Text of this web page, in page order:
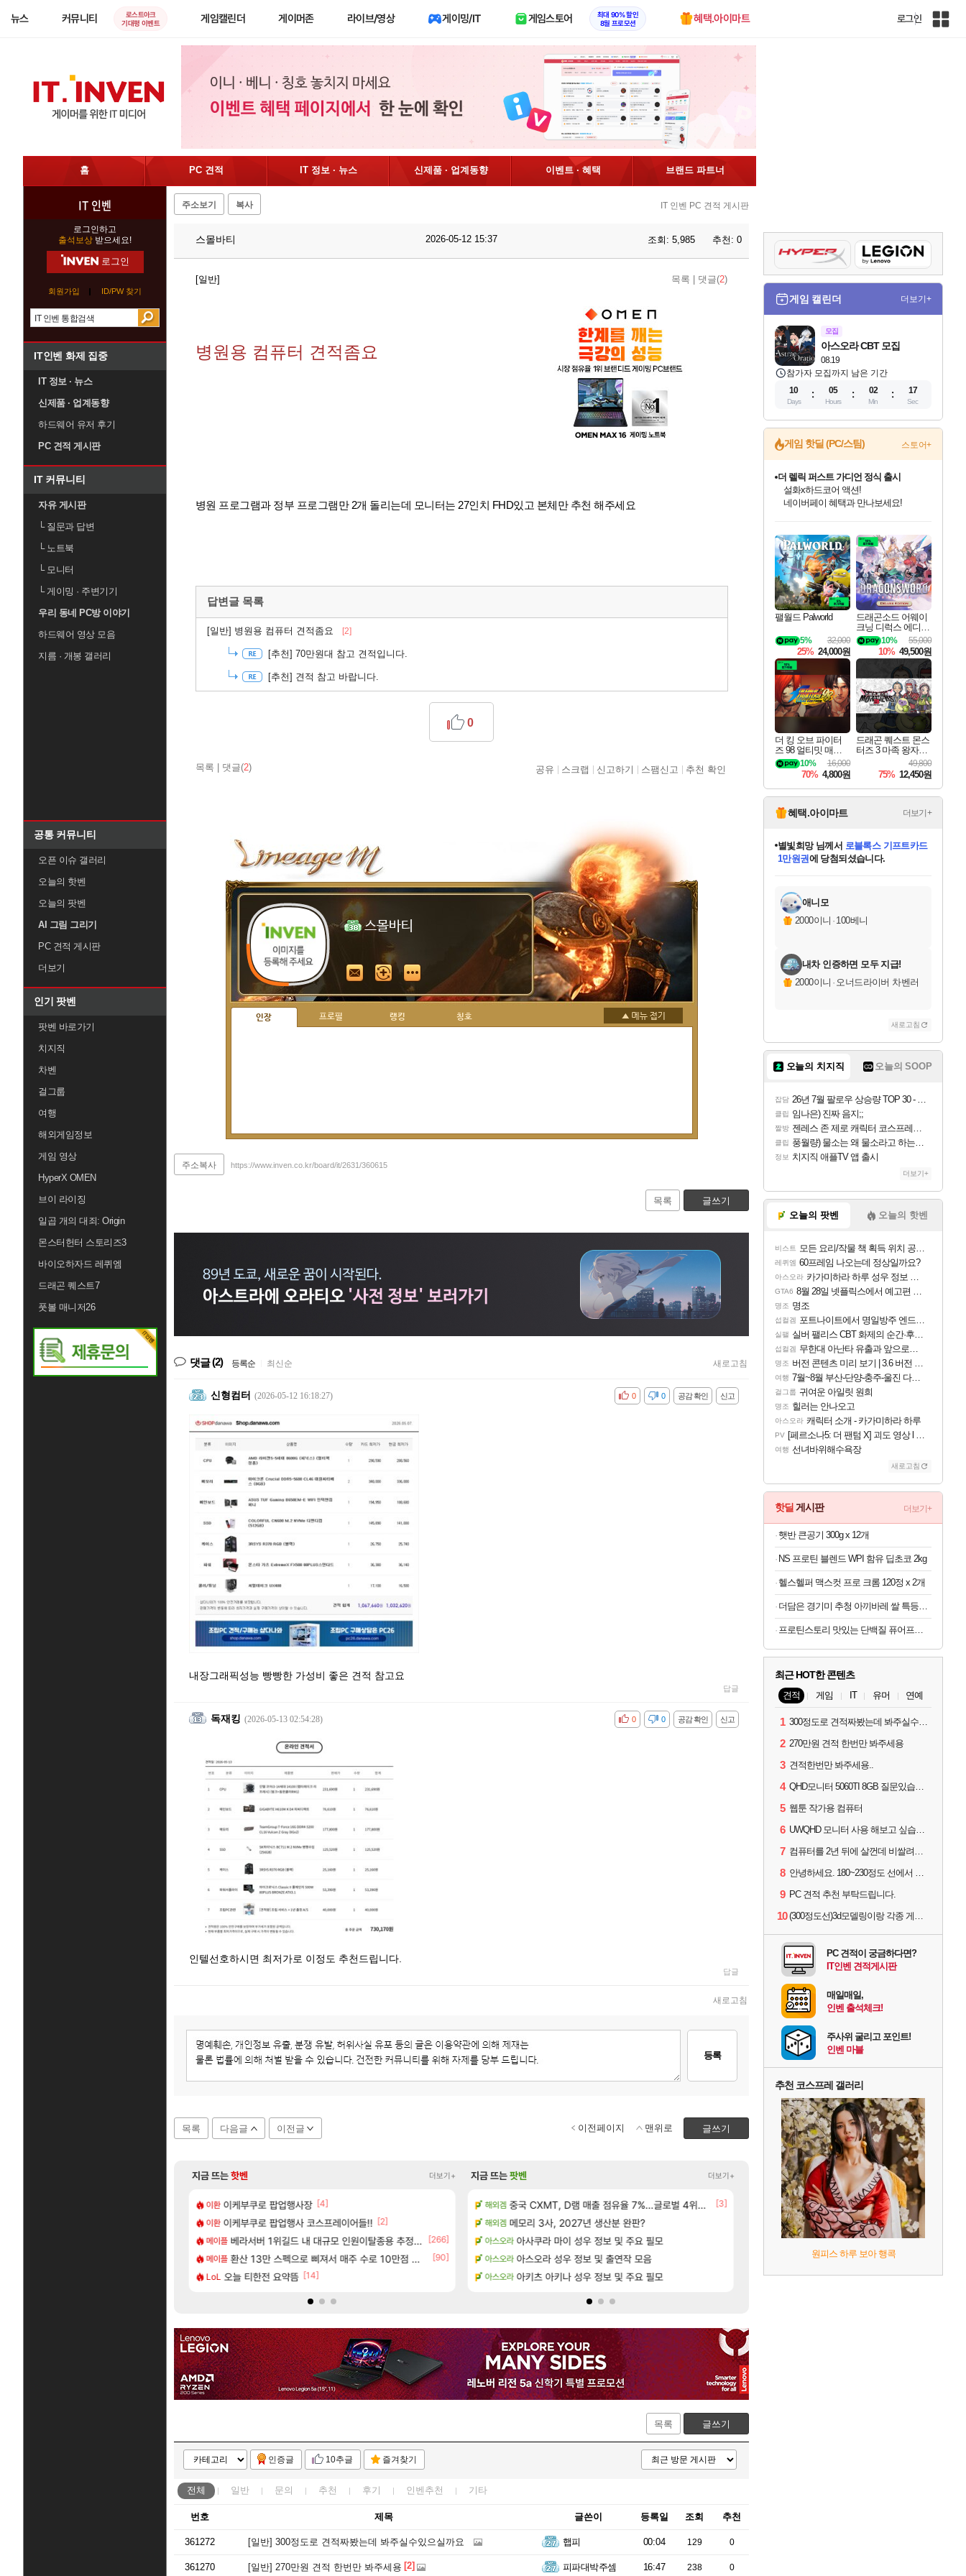
뉴스 커뮤니티
로스트아크
기대평 이벤트
게임캘린더 게이머존 라이브/영상 게이밍/IT 게임스토어
최대 90% 할인
8월 프로모션
혜택.아이마트 로그인
인
홈 PC 견적 IT 정보 · 뉴스 신제품 · 업계동향 이벤트 · 혜택 브랜드 파트너
IT 인벤
로그인하고
출석보상 받으세요!
로그인
회원가입 ID/PW 찾기
IT인벤 화제 집중
IT 정보 · 뉴스
신제품 · 업계동향
하드웨어 유저 후기
PC 견적 게시판
IT 커뮤니티
자유 게시판
└질문과 답변
└노트북
└모니터
└게이밍 · 주변기기
우리 동네 PC방 이야기
하드웨어 영상 모음
지름 · 개봉 갤러리
공통 커뮤니티
오픈 이슈 갤러리
오늘의 핫벤
오늘의 팟벤
AI 그림 그리기
PC 견적 게시판
더보기
인기 팟벤
팟벤 바로가기
치지직
차벤
걸그룹
여행
해외게임정보
게임 영상
HyperX OMEN
브이 라이징
일곱 개의 대죄: Origin
몬스터헌터 스토리즈3
바이오하자드 레퀴엠
드래곤 퀘스트7
풋볼 매니저26
주소보기 복사 IT 인벤 PC 견적 게시판
스몰바티 2026-05-12 15:37 조회: 5,985 추천: 0
[일반] 목록 댓글(2)
병원용 컴퓨터 견적좀요
병원 프로그램과 정부 프로그램만 2개 돌리는데 모니터는 27인치 FHD있고 본체만 추천 해주세요
답변글 목록
[일반] 병원용 컴퓨터 견적좀요 [2]
[추천] 70만원대 참고 견적입니다.
[추천] 견적 참고 바랍니다.
목록 댓글(2)
0
공유 스크랩 신고하기 스팸신고 추천 확인
스몰바티
인장 프로필 랭킹 칭호
주소복사 https://www.inven.co.kr/board/it/2631/360615
목록 글쓰기
댓글(2) 등록순 최신순 새로고침
신형컴터 (2026-05-12 16:18:27) 신고
공감 확인
비공감 0
0
내장그래픽성능 빵빵한 가성비 좋은 견적 참고요
답글
독재킹 (2026-05-13 02:54:28) 신고
공감 확인
비공감 0
0
인텔선호하시면 최저가로 이정도 추천드립니다.
답글
새로고침
등록
목록 다음글 이전글 글쓰기
이전페이지 맨위로
지금 뜨는핫벤 더보기+
이환 이케부쿠로 팝업행사장 [4]
이환 이케부쿠로 팝업행사 코스프레이어들!! [2]
메이플 베라서버 1위길드 내 대규모 인원이탈종용 추정사건
[266]
메이플 환산 13만 스펙으로 삐져서 매주 수로 10만점 치고있으면 ㅋㅋ
[90]
LoL 오늘 티한전 요약뜸 [14]
메이플 태극기 또 거꾸로 해놨네 미친것들 ㅋㅋㅋ [146]
리니지M 오만9층 주긴주는군요? [17]
LoL t1 3세트 진 이유 [29]
리니지M 와 와 와 이게 나에게도? [23]
메이플 분내학개론 [173]
로아 애초에 홀딩저가가 짜치는게 이거임 ㅋㅋ
메이플 ㅇㅂ ) 재밌게 까네 [59]
와우 아이템매니아에 골드팔아 월 2천만원 넘게 버는 인간
아이온2 글로벌서버 해외 유저 반응
리니지M 이 맛에 주말던전 돔 [10]
지금 뜨는팟벤 더보기+
아스오라 카가미하라 하루 성우 정보 및 주요 필모
비스트 모든 요리/작물 책 획득 위치 공략 (36개) - 미식가 도전과제
섭컬겜 무한대 아난타 유출과 앞으로의 예상 (루머)
PV 라스트 에포크 시즌5 - 서리화신의 분노 티저
해외겜 ‘GTA 6’ 예판 흥행…테이크투 “내부 예상 크게 넘어”
해외겜 중국 CXMT, D램 매출 점유율 7%…글로벌 4위로 부상
[3]
해외겜 메모리 3사, 2027년 생산분 완판?
아스오라 아사쿠라 마이 성우 정보 및 주요 필모
아스오라 아스오라 성우 정보 및 출연작 모음
아스오라 아키츠 아키나 성우 정보 및 주요 필모
선녀바위해수욕장
GTA6 8월 28일 넷플릭스에서 예고편 공개 예정
아반테 2.0 자연흡기? [1]
모든 바우에라 업그레이드 아이템 획득 위치 공
비스트 모든 엘리트 골렘 위치 공략 (30개) - 방랑
목록 글쓰기
인증글 10추글 즐겨찾기
전체 일반 문의 추천 후기 인벤추천 기타
번호 제목 글쓴이 등록일 조회 추천
361272 [일반] 300정도로 견적짜봤는데 봐주실수있으실까요 햅피 00:04 129 0
361270 [일반] 270만원 견적 한번만 봐주세용 [2] 피파대박주셈 16:47 238 0
게임 캘린더 더보기+
모집
08.19
아스오라 CBT 모집
참가자 모집까지 남은 기간
10
Days
05
Hours
02
Min
16
Sec
게임 핫딜 (PC/스팀) 스토어+
최대 90% 할인가를 만나보세요!
네이버혜택과 함께 만나보세요!
50%할인&추가 적립까지!
네이버 포인트 혜택까지!
이니&베니 혜택까지!
네이버 혜택가와 함께 예약하세요!
할인&네이버혜택으로 만나보세요!
네이버페이 혜택과 만나보세요!
베데스다 40주년 기념 할인 중!
베데스다의 명작들을
40주년 프로모션으로 만나보세요!
할인가에 만나보세요!
일부 에디션 상시 할인!
혜택으로 예약 판매 중
편안하게 충전하세요
팰월드 Palworld
32,000
5%
25% 24,000원
드래곤소드 어웨이
크닝 디럭스 에디션
DragonSword Awake
ning Deluxe Edition
55,000
10%
10% 49,500원
더 킹 오브 파이터
즈 98 얼티밋 매치
파이널 에디션 THE
KING OF FIGHTER
S 98 ULTIMATE MA
TCH FINAL EDITIO
N
16,000
10%
70% 4,800원
드래곤 퀘스트 몬스
터즈 3 마족 왕자와
엘프의 여행 Dragon
Quest Monsters The
Dark Prince
49,800
75% 12,450원
혜택.아이마트 더보기+
교환.
당첨되셨습니다.
당첨되셨습니다.
당첨되셨습니다.
별빛희망님께서 로블록스 기프트카드
1만원권에 당첨되셨습니다.
당첨되셨습니다.
당첨되셨습니다.
당첨되셨습니다.
당첨되셨습니다.
에디션 (스팀코드)
당첨되셨습니다.
애니모
2000이니 · 100베니
내차 인증하면 모두 지급!
2000이니 · 오너드라이버 차벤러
새로고침
오늘의 치지직 오늘의 SOOP
잡담 26년 7월 팔로우 상승량 TOP 30 - 월간 치지직
클립 임나은) 진짜 음지;;
짤방 젠레스 존 제로 캐릭터 코스프레한 꽁주
클립 풍월량) 물소는 왜 물소라고 하는거야? 아! 그만 ㅋㅋ 알았어 ㅋㅋ
정보 치지직 애플TV 앱 출시
더보기+
오늘의 팟벤 오늘의 핫벤
비스트 모든 요리/작물 책 획득 위치 공략 (36개) - 미식가 도전과제
레퀴엠 60프레임 나오는데 정상일까요?
아스오라 카가미하라 하루 성우 정보 및 주요 필모
GTA6 8월 28일 넷플릭스에서 예고편 공개 예정
명조 명조
섭컬겜 포트나이트에서 명일방주 엔드필드 [펠리카] 판매 예정
실팰 실버 팰리스 CBT 화제의 순간·후기 모음
섭컬겜 무한대 아난타 유출과 앞으로의 예상 (루머)
명조 버전 콘텐츠 미리 보기 | 3.6 버전 「신기루 속 등불 그림자, 속세에 깃든 검의 결심」이 8월 20일에 업데이트됩니다!
여행 7월~8월 부산-단양-충주-울진 다녀왔어요~
걸그룹 귀여운 아일릿 원희
명조 힐러는 안나오고
아스오라 캐릭터 소개 - 카가미하라 하루
PV [페르소나5: 더 팬텀 X] 괴도 영상 l 타카마키 안·댄싱 스타
여행 선녀바위해수욕장
새로고침
핫딜 게시판 더보기+
햇반 큰공기 300g x 12개
NS 프로틴 블렌드 WPI 함유 딥초코 2kg
헬스헬퍼 맥스컷 프로 크롬 120정 x 2개
더담은 경기미 추청 아끼바레 쌀 특등급 10kg
프로틴스토리 맛있는 단백질 퓨어프로틴7 3kg
최근 HOT한 콘텐츠
견적 게임 IT 유머 연예
1 300정도로 견적짜봤는데 봐주실수있으실까요
2 270만원 견적 한번만 봐주세용
3 견적한번만 봐주세용..
4 QHD모니터 5060TI 8GB 질문있습니다..
5 웹툰 작가용 컴퓨터
6 UWQHD 모니터 사용 해보고 싶습니다 추천부탁드려요
7 컴퓨터를 2년 뒤에 살껀데 비쌀려나요...?
8 안녕하세요. 180~230정도 선에서 잡고싶습니다.
9 PC 견적 추천 부탁드립니다.
10 (300정도선)3d모델링이랑 각종 게임을 하는데 견적부탁드립니다!300정도선
PC 견적이 궁금하다면?
IT인벤 견적게시판
매일매일,
인벤 출석체크!
주사위 굴리고 포인트!
인벤 마블
추천 코스프레 갤러리
원피스 하루 보아 행콕